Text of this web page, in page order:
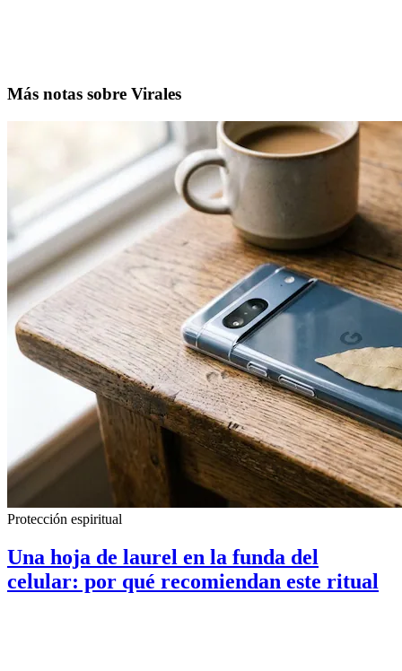
Más notas sobre Virales
Protección espiritual
Una hoja de laurel en la funda del
celular: por qué recomiendan este ritual